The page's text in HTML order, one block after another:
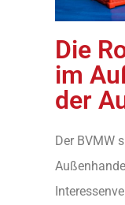
Die
im
der
Der BVMW